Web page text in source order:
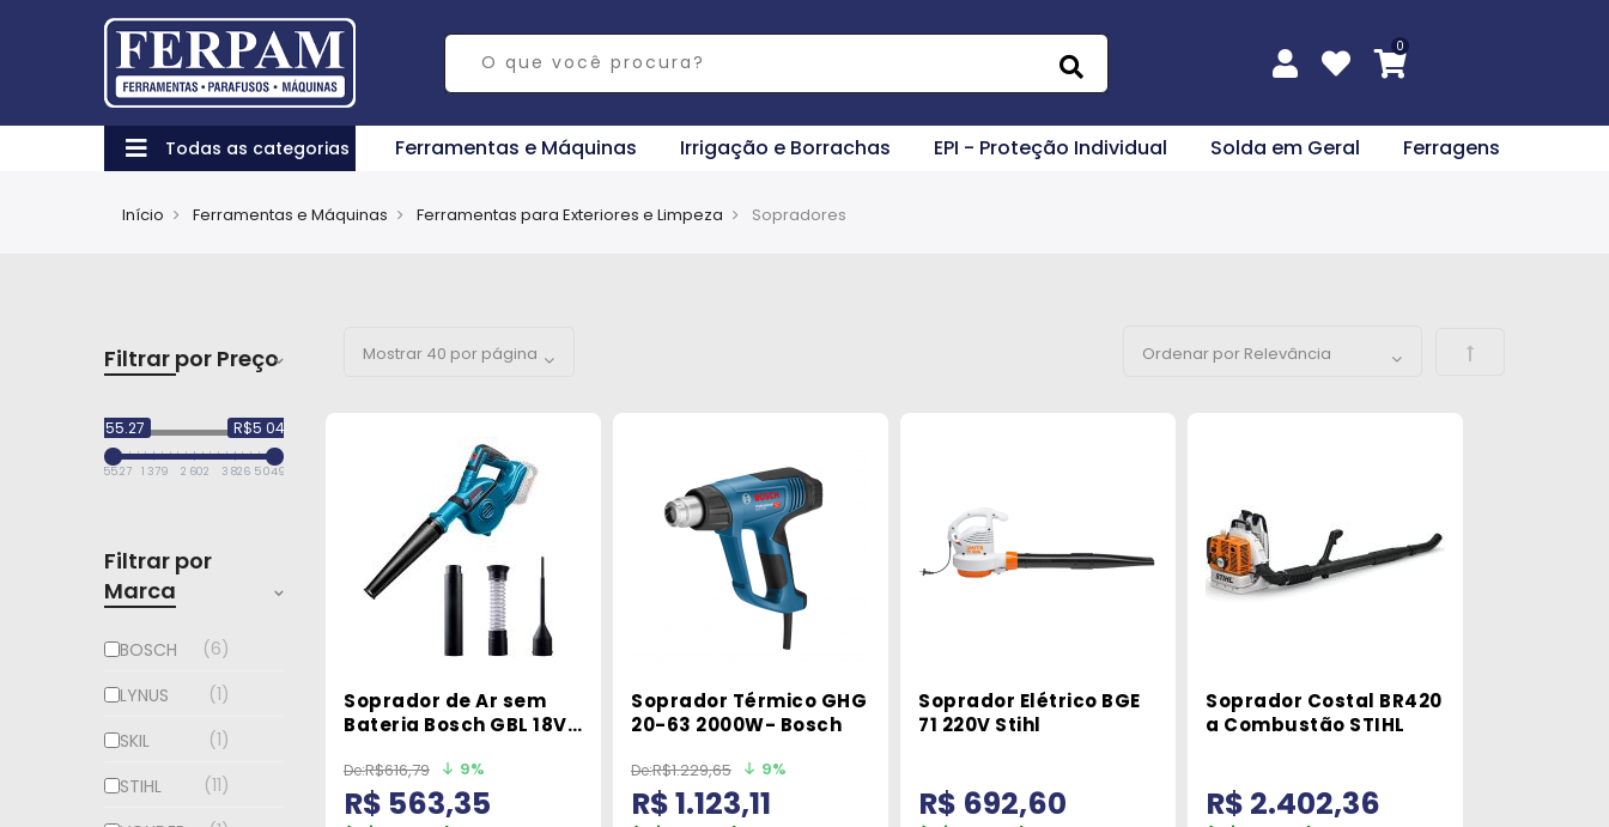
Todas as categorias Ferramentas e Máquinas Irrigação e Borrachas EPI - Proteção Individual Solda em Geral Ferragens
Início Ferramentas e Máquinas Ferramentas para Exteriores e Limpeza Sopradores
Definir Direção
Soprador de Ar sem
Bateria Bosch GBL 18V-
R$616,79 9%
R$ 563,35
Soprador Térmico GHG
20-63 2000W- Bosch
R$1.229,65 9%
R$ 1.123,11
Soprador Elétrico BGE
71 220V Stihl
R$ 692,60
Soprador Costal BR420
a Combustão STIHL
R$ 2.402,36
Filtrar por Preço
R$155.27 R$5 049.62
155.27 1 379 2 602 3 826 5 049.62
Filtrar por
Marca
BOSCH
6
LYNUS
1
SKIL
1
STIHL
11